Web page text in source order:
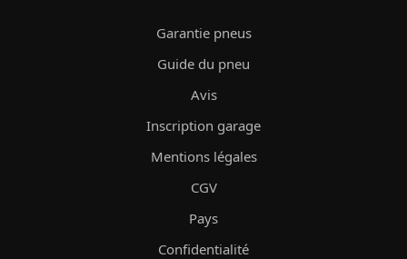
Garantie pneus
Guide du pneu
Avis
Inscription garage
Mentions légales
CGV
Pays
Confidentialité